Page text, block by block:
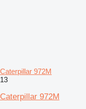
Caterpillar 972M
13
Caterpillar 972M